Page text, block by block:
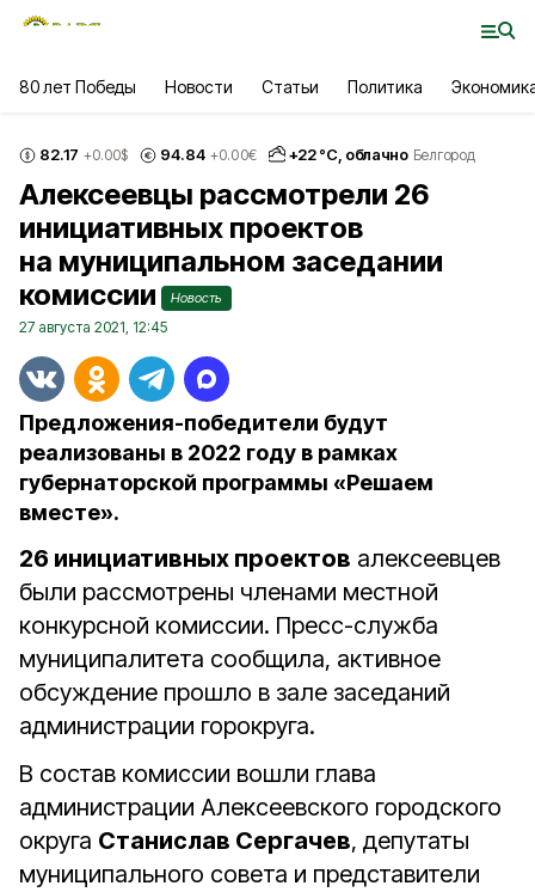
80 лет Победы Новости Статьи Политика
82.17 +0.00$ 94.84 +0.00€ +22°С, облачно Белгород
Алексеевцы рассмотрели 26
инициативных проектов
на муниципальном заседании
комиссии
Новость
27 августа 2021, 12:45
Предложения-победители будут
реализованы в 2022 году в рамках
губернаторской программы «Решаем
вместе».
26 инициативных проектов алексеевцев
были рассмотрены членами местной
конкурсной комиссии. Пресс-служба
муниципалитета сообщила, активное
обсуждение прошло в зале заседаний
администрации горокруга.
В состав комиссии вошли глава
администрации Алексеевского городского
округа Станислав Сергачев, депутаты
муниципального совета и представители